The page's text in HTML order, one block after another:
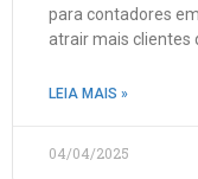
para contadores
atrair mais clientes
LEIA MAIS »
04/04/2025